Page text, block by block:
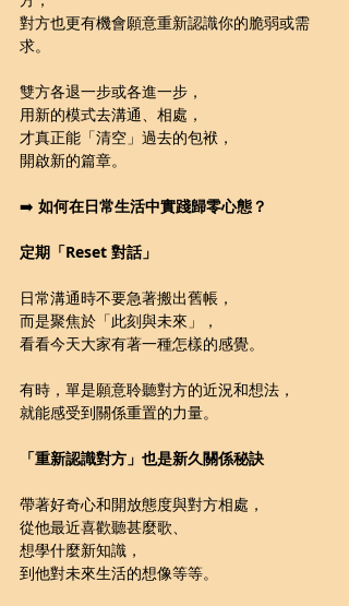
對方也更有機會願意重新認識你的脆弱或需
求。
雙方各退一步或各進一步，
用新的模式去溝通、相處，
才真正能「清空」過去的包袱，
開啟新的篇章。
➡️ 如何在日常生活中實踐歸零心態？
定期「Reset 對話」
日常溝通時不要急著搬出舊帳，
而是聚焦於「此刻與未來」，
看看今天大家有著一種怎樣的感覺。
有時，單是願意聆聽對方的近況和想法，
就能感受到關係重置的力量。
「重新認識對方」也是新久關係秘訣
帶著好奇心和開放態度與對方相處，
從他最近喜歡聽甚麼歌、
想學什麼新知識，
到他對未來生活的想像等等。